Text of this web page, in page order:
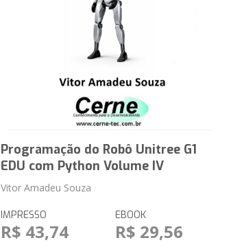
Programação do Robô Unitree G1
EDU com Python Volume IV
Vitor Amadeu Souza
IMPRESSO
R$ 43,74
EBOOK
R$ 29,56